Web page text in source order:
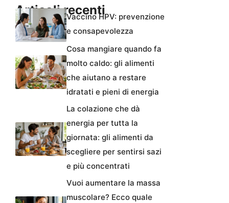
Articoli recentiVaccino HPV: prevenzione
e consapevolezza
Cosa mangiare quando fa
molto caldo: gli alimenti
che aiutano a restare
idratati e pieni di energia
La colazione che dà
energia per tutta la
giornata: gli alimenti da
scegliere per sentirsi sazi
e più concentrati
Vuoi aumentare la massa
muscolare? Ecco quale